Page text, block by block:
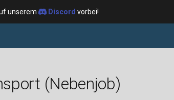
unserem Discord vorbei!
(Nebenjob)